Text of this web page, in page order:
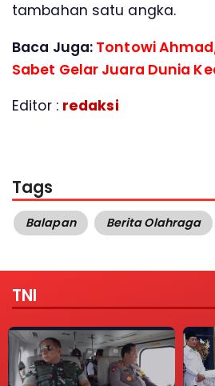
tambahan satu angka.
Baca Juga: Tontowi
Sabet Gelar Juara Dunia
Editor : redaksi
Tags
Balapan Berita Olahraga
TNI